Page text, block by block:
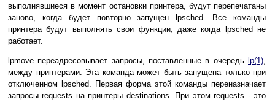
выполнявшиеся в момент остановки принтера, будут перепечатаны
заново, когда будет повторно запущен lpsched. Все команды
принтера будут выполнять свои функции, даже когда lpsched не
работает.
lpmove переадресовывает запросы, поставленные в очередь lp(1),
между принтерами. Эта команда может быть запущена только при
отключенном lpsched. Первая форма этой команды переназначает
запросы requests на принтеры destinations. При этом requests - это